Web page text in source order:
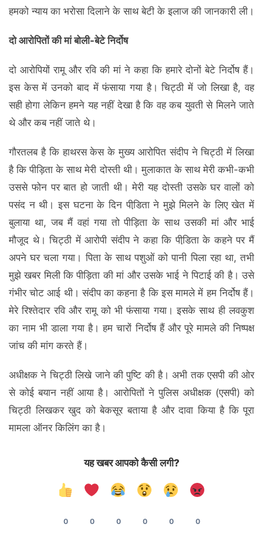
हमको न्याय का भरोसा दिलाने के साथ बेटी के इलाज की जानकारी ली।
दो आरोपितों की मां बोली-बेटे निर्दोष
दो आरोपियों रामू और रवि की मां ने कहा कि हमारे दोनों बेटे निर्दोष हैं।
इस केस में उनको बाद में फंसाया गया है। चिट्ठी में जो लिखा है, वह
सही होगा लेकिन हमने यह नहीं देखा है कि वह कब युवती से मिलने जाते
थे और कब नहीं जाते थे।
गौरतलब है कि हाथरस केस के मुख्य आरोपित संदीप ने चिट्ठी में लिखा
है कि पीड़िता के साथ मेरी दोस्ती थी। मुलाकात के साथ मेरी कभी-कभी
उससे फोन पर बात हो जाती थी। मेरी यह दोस्ती उसके घर वालों को
पसंद न थी। इस घटना के दिन पीडि़ता ने मुझे मिलने के लिए खेत में
बुलाया था, जब मैं वहां गया तो पीड़िता के साथ उसकी मां और भाई
मौजूद थे। चिट्ठी में आरोपी संदीप ने कहा कि पीडि़ता के कहने पर मैं
अपने घर चला गया। पिता के साथ पशुओं को पानी पिला रहा था, तभी
मुझे खबर मिली कि पीड़िता की मां और उसके भाई ने पिटाई की है। उसे
गंभीर चोट आई थी। संदीप का कहना है कि इस मामले में हम निर्दोष हैं।
मेरे रिश्तेदार रवि और रामू को भी फंसाया गया। इसके साथ ही लवकुश
का नाम भी डाला गया है। हम चारों निर्दोष हैं और पूरे मामले की निष्पक्ष
जांच की मांग करते हैं।
अधीक्षक ने चिट्ठी लिखे जाने की पुष्टि की है। अभी तक एसपी की ओर
से कोई बयान नहीं आया है। आरोपितों ने पुलिस अधीक्षक (एसपी) को
चिट्ठी लिखकर खुद को बेकसूर बताया है और दावा किया है कि पूरा
मामला ऑनर किलिंग का है।
यह खबर आपको कैसी लगी?
0 0 0 0 0 0